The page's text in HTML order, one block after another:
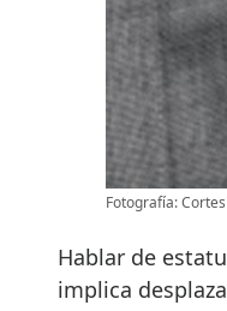
Fotografía:
Hablar de
implica